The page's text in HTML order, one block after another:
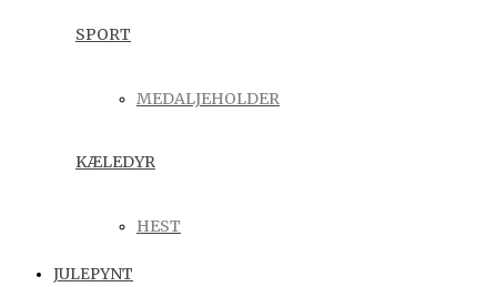
SPORT
MEDALJEHOLDER
KÆLEDYR
HEST
JULEPYNT